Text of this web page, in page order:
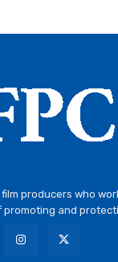
producers who
promoting and